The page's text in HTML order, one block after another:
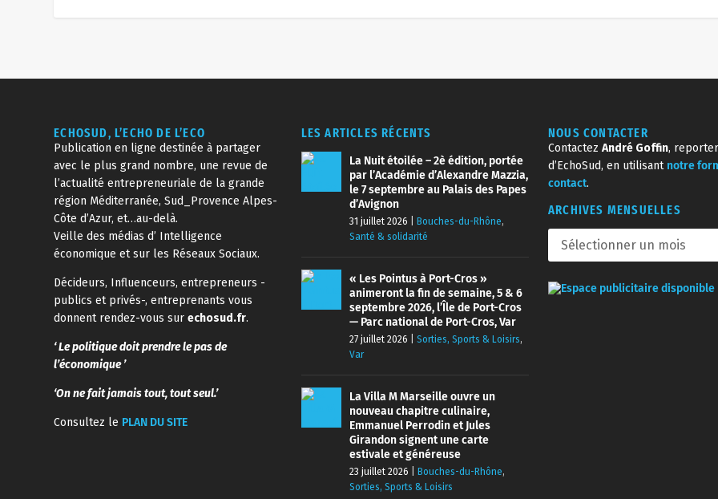
ECHOSUD, L’ECHO DE L’ECO
Publication en ligne destinée à partager
avec le plus grand nombre, une revue de
l’actualité entrepreneuriale de la grande
région Méditerranée, Sud_Provence Alpes-
Côte d’Azur, et…au-delà.
Veille des médias d’ Intelligence
économique et sur les Réseaux Sociaux.
Décideurs, Influenceurs, entrepreneurs -
publics et privés-, entreprenants vous
donnent rendez-vous surechosud.fr.
‘ Le politique doit prendre le pas de
l’économique ’
‘On ne fait jamais tout, tout seul.’
Consultez le PLAN DU SITE
LES ARTICLES RÉCENTS
La Nuit étoilée – 2è édition, portée
par l’Académie d’Alexandre Mazzia,
le 7 septembre au Palais des Papes
d’Avignon
31 juillet 2026 Bouches-du-Rhône,
Santé & solidarité
« Les Pointus à Port-Cros »
animeront la fin de semaine, 5 & 6
septembre 2026, l’Île de Port-Cros
— Parc national de Port-Cros, Var
27 juillet 2026 Sorties, Sports & Loisirs,
Var
La Villa M Marseille ouvre un
nouveau chapitre culinaire,
Emmanuel Perrodin et Jules
Girandon signent une carte
estivale et généreuse
23 juillet 2026 Bouches-du-Rhône,
Sorties, Sports & Loisirs
NOUS CONTACTER
Contactez André Goffin,
d’EchoSud, en utilisant notre
contact.
ARCHIVES MENSUELLES